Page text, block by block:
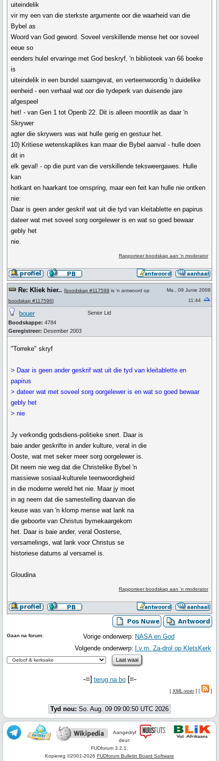
uiteindelik
vir my een van die sterkste argumente oor die waarheid van die
Bybel as
Woord van God geword. Soveel verskillende mense het oor soveel
eeue so
eenders hulel ervaringe met God beskryf, 'n biblioteek van 66 boeke
is
uiteindelik in een bundel saamgevat, en verteenwoordig 'n duidelike
eenheid - een verhaal wat oor die tydeperk van duisende jare
afgespeel
het! - van Gen 1 tot Openb 22. Dit is alleen moontlik as daar 'n
Skrywer
agter die skrywers was wat hulle gerig en gestuur het.
10) Kritiese wetenskaplikes kan maar die Bybel aanval - hulle doen
dit in
elk geval! - op die punt van die verskillende teksweergawes. Hulle
kan
hotkant en haarkant toe omspring, maar een feit kan hulle nie ontken
nie:
Daar is geen ander geskrif wat uit die tyd van kleitablette en papirus
dateer wat met soveel sorg oorgelewer is en wat so goed bewaar
gebly het
nie.
Rapporteer boodskap aan 'n moderator
Re: Kliek hier.. [boodskap #117599 is 'n antwoord op
boodskap #117596]
Ma., 09 Junie 2008
11:44
bouer
Boodskappe: 4784
Geregistreer: Desember 2003
Senior Lid
"Torreke" skryf
> Daar is geen ander geskrif wat uit die tyd van kleitablette en
papirus
> dateer wat met soveel sorg oorgelewer is en wat so goed bewaar
gebly het
> nie
Jy verkondig godsdiens-politieke snert. Daar is
baie ander geskrifte in ander kulture, veral in die
Ooste, wat met seker meer sorg oorgelewer is.
Dit neem nie weg dat die Christelike Bybel 'n
massiewe sosiaal-kulturele teenwoordigheid
in die moderne wereld het nie. Maar jy moet
in ag neem dat die samestelling daarvan die
keuse was van 'n klomp mense wat lank na
die geboorte van Christus bymekaargekom
het. Daar is baie ander, veral Oosterse,
versamelings, wat lank voor Christus se
historiese datums al versamel is.
Gloudina
Rapporteer boodskap aan 'n moderator
Vorige onderwerp: NASA en God
Volgende onderwerp: I.v.m. Za-drol op KletsKerk
Gaan na forum:
-=] terug na bo[=-
[ XML-voer] [ ]
Tyd nou: So. Aug. 09 09:00:50 UTC 2026
Aangedryf
deur:
FUDforum 3.2.1.
Kopiereg ©2001-2026 FUDforum Bulletin Board Software